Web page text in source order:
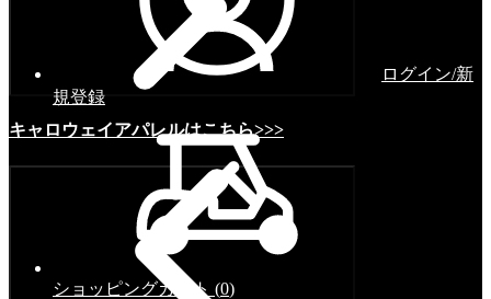
キャロウェイアパレルはこちら>>>
ログイン/新
規登録
ショッピングカート (0)